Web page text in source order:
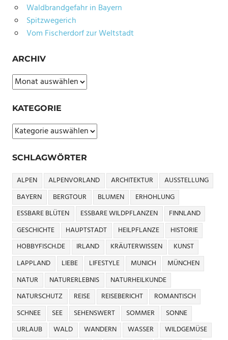
Waldbrandgefahr in Bayern
Spitzwegerich
Vom Fischerdorf zur Weltstadt
ARCHIV
Archiv
KATEGORIE
Kategorie
SCHLAGWÖRTER
ALPEN ALPENVORLAND ARCHITEKTUR
AUSSTELLUNG
BAYERN
BERGTOUR BLUMEN
ERHOHLUNG
ESSBARE BLÜTEN
ESSBARE WILDPFLANZEN
FINNLAND
GESCHICHTE
HAUPTSTADT HEILPFLANZE
HISTORIE
HOBBYFISCH.DE
IRLAND KRÄUTERWISSEN
KUNST
LAPPLAND
LIEBE LIFESTYLE MUNICH
MÜNCHEN
NATUR
NATURERLEBNIS
NATURHEILKUNDE
NATURSCHUTZ
REISE REISEBERICHT
ROMANTISCH
SCHNEE
SEE SEHENSWERT SOMMER
SONNE
URLAUB
WALD WANDERN WASSER
WILDGEMÜSE